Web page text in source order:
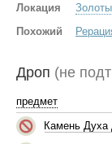
Локация
Похожий
Дроп (не
предмет
Камень Духа